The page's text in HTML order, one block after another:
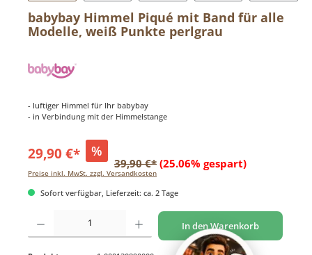
babybay Himmel Piqué mit Band für alle
Modelle, weiß Punkte perlgrau
- luftiger Himmel für Ihr babybay
- in Verbindung mit der Himmelstange
29,90 €* %
39,90 €* (25.06% gespart)
Preise inkl. MwSt. zzgl. Versandkosten
Sofort verfügbar, Lieferzeit: ca. 2 Tage
Produkt Anzahl: Gib den gewünschten Wert ein oder benutze die Schaltflächen um
In den Warenkorb